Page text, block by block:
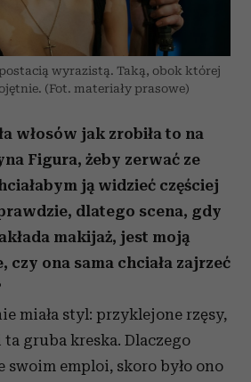
wyrazistą. Taką, obok której
(Fot. materiały prasowe)
włosów jak zrobiła to na
Figura, żeby zerwać ze
ją widzieć częściej
dlatego scena, gdy
makijaż, jest moją
czy ona sama chciała zajrzeć
miała styl: przyklejone rzęsy,
gruba kreska. Dlaczego
swoim emploi, skoro było ono